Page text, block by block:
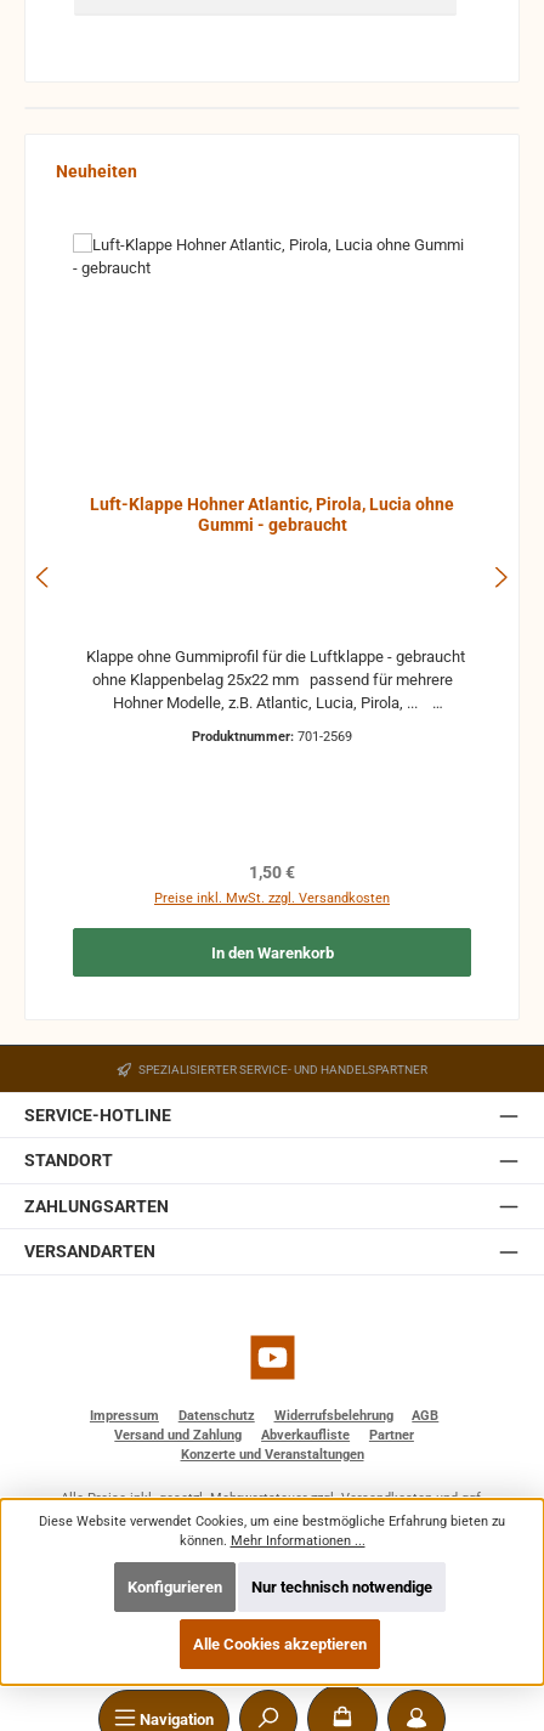
Navigation
Produktgalerie überspringen
Neuheiten
Luft-Klappe Hohner Atlantic, Pirola, Lucia ohne
Gummi - gebraucht
ohne Klappenbelag 25x22 mm passend für mehrere
Hohner Modelle, z.B. Atlantic, Lucia, Pirola, ...
gebrauchte Teile können optische Beschädigungen
Funktion nicht mehr gewährleistet werden und die
Produktnummer: 701-2569
Regulärer Preis:
1,50 €
Preise inkl. MwSt. zzgl. Versandkosten
In den Warenkorb
SPEZIALISIERTER SERVICE- UND HANDELSPARTNER
SERVICE-HOTLINE
STANDORT
ZAHLUNGSARTEN
VERSANDARTEN
YouTube
Impressum Datenschutz Widerrufsbelehrung
AGB
Versand und Zahlung
Abverkaufliste
Partner
Konzerte und Veranstaltungen
Alle Preise inkl. gesetzl. Mehrwertsteuer zzgl.Versandkostenund ggf.
Nachnahmegebühren, wenn nicht anders angegeben.
© 2026 BF - Dienstleistungen - Alle Rechte vorbehalten. Theme by
Diese Website verwendet Cookies, um eine bestmögliche Erfahrung bieten zu
können. Mehr Informationen ...
Nur technisch notwendige
Konfigurieren
Alle Cookies akzeptieren